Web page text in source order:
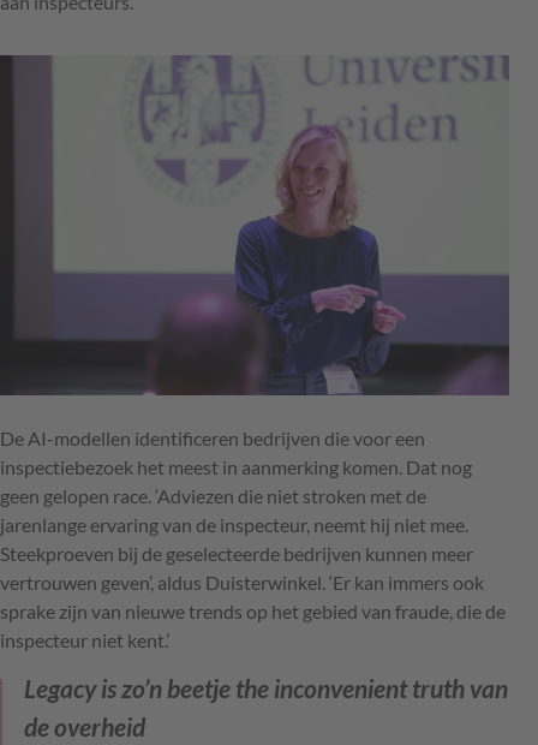
De AI-modellen identificeren bedrijven die voor een
inspectiebezoek het meest in aanmerking komen. Dat nog
geen gelopen race. ‘Adviezen die niet stroken met de
jarenlange ervaring van de inspecteur, neemt hij niet mee.
Steekproeven bij de geselecteerde bedrijven kunnen meer
vertrouwen geven’, aldus Duisterwinkel. ‘Er kan immers ook
sprake zijn van nieuwe trends op het gebied van fraude, die de
inspecteur niet kent.’
Legacy is zo’n beetje the inconvenient truth van
de overheid